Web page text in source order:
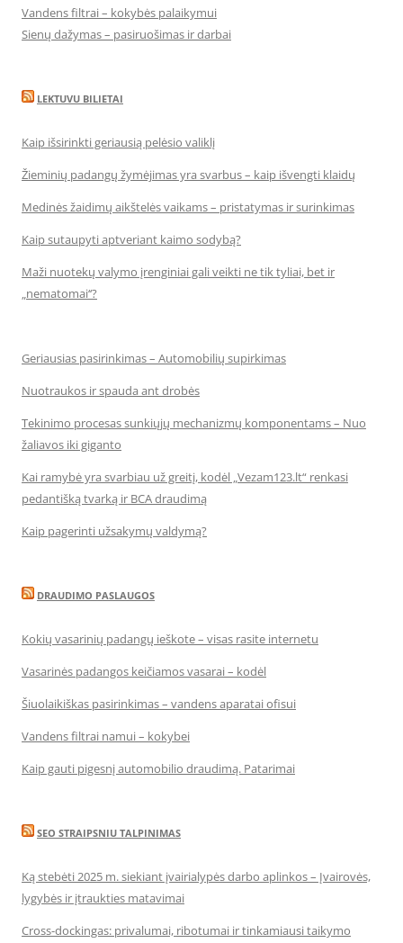
Vandens filtrai – kokybės palaikymui
Sienų dažymas – pasiruošimas ir darbai
LEKTUVU BILIETAI
Kaip išsirinkti geriausią pelėsio valiklį
Žieminių padangų žymėjimas yra svarbus – kaip išvengti klaidų
Medinės žaidimų aikštelės vaikams – pristatymas ir surinkimas
Kaip sutaupyti aptveriant kaimo sodybą?
Maži nuotekų valymo įrenginiai gali veikti ne tik tyliai, bet ir
„nematomai‘‘?
Geriausias pasirinkimas – Automobilių supirkimas
Nuotraukos ir spauda ant drobės
Tekinimo procesas sunkiųjų mechanizmų komponentams – Nuo
žaliavos iki giganto
Kai ramybė yra svarbiau už greitį, kodėl „Vezam123.lt“ renkasi
pedantišką tvarką ir BCA draudimą
Kaip pagerinti užsakymų valdymą?
DRAUDIMO PASLAUGOS
Kokių vasarinių padangų ieškote – visas rasite internetu
Vasarinės padangos keičiamos vasarai – kodėl
Šiuolaikiškas pasirinkimas – vandens aparatai ofisui
Vandens filtrai namui – kokybei
Kaip gauti pigesnį automobilio draudimą. Patarimai
SEO STRAIPSNIU TALPINIMAS
Ką stebėti 2025 m. siekiant įvairialypės darbo aplinkos – Įvairovės,
lygybės ir įtraukties matavimai
Cross-dockingas: privalumai, ribotumai ir tinkamiausi taikymo